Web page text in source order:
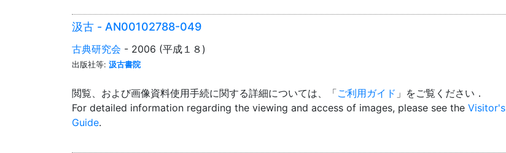
汲古 - AN00102788-049
古典研究会 - 2006 (平成１８)
出版社等: 汲古書院
閲覧、および画像資料使用手続に関する詳細については、「ご利用ガイド 」をご覧ください．
For detailed information regarding the viewing and access of images, please see the Visitor's
Guide.